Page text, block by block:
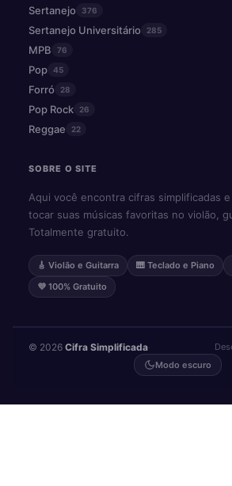
Sertanejo 376
Sertanejo Universitário 285
MPB 76
Pop 45
Forró 28
Pop Rock 26
Reggae 22
SOBRE O SITE
Aqui você encontra cifras simplificadas
tocar suas músicas favoritas no violão,
Totalmente gratuito.
🎸 Violão e Guitarra 🎹 Teclado e Piano
💜 100% Gratuito
© 2026 Cifra Simplificada·
Modo escuro